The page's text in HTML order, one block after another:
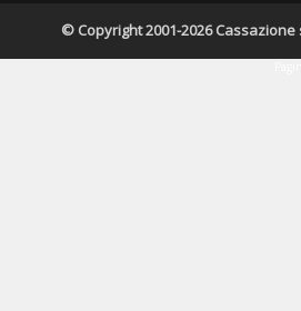
© Copyright 2001-2026 Cassazione